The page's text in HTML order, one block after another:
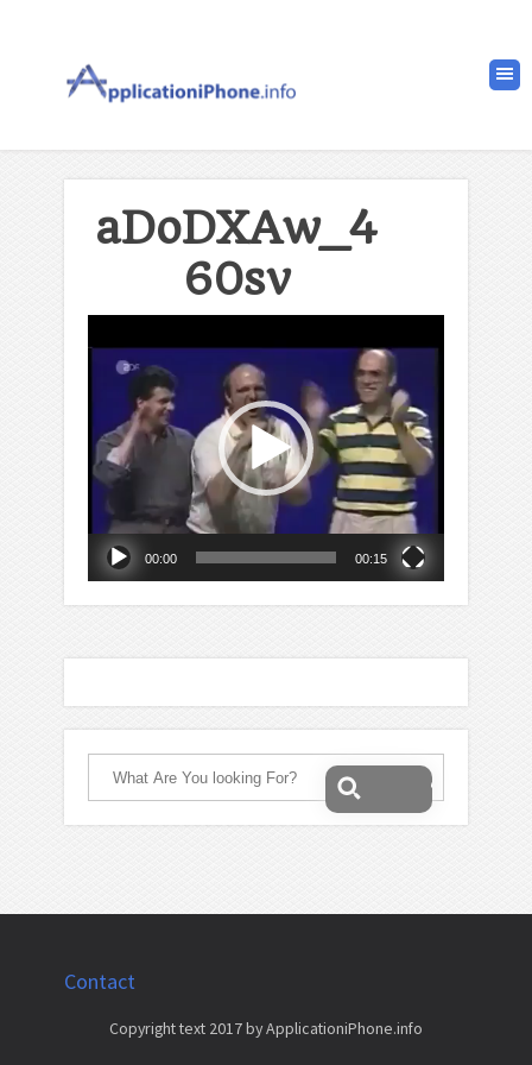
aDoDXAw_4
60sv
vidéo
00:00 00:15
Contact
Copyright text 2017 by ApplicationiPhone.info